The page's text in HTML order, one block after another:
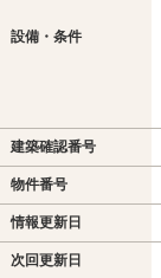
設備・条件
建築確認番号
物件番号
情報更新日
次回更新日